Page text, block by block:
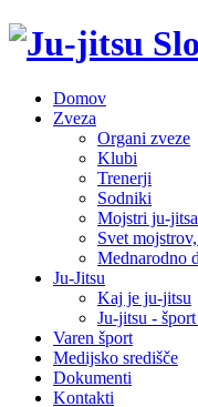
Domov
Zveza
Organi zveze
Klubi
Trenerji
Sodniki
Mojstri ju-jitsa
Svet
Mednarodno
Ju-Jitsu
Kaj je ju-jitsu
Ju-jitsu -
Varen šport
Medijsko središče
Dokumenti
Kontakti